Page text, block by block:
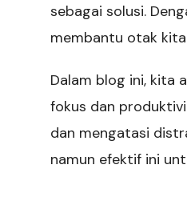
sebagai solusi.
membantu otak
Dalam blog ini, kita
fokus dan
dan mengatasi
namun efektif ini